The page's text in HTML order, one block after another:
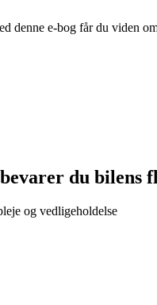
denne e-bog får du viden
du bilens
og vedligeholdelse